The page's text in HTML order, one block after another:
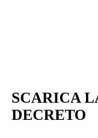
SCARICA
DECRETO